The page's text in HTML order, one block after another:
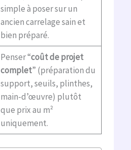
simple à poser sur un
ancien carrelage sain et
bien préparé.
Penser “coût de projet
complet” (préparation du
support, seuils, plinthes,
main-d’œuvre) plutôt
que prix au m²
uniquement.